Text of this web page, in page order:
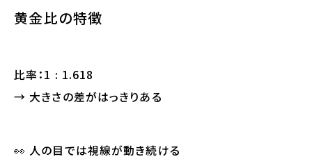
黄金比の特徴
比率：1 : 1.618
→ 大きさの差がはっきりある
👀 人の目では視線が動き続ける